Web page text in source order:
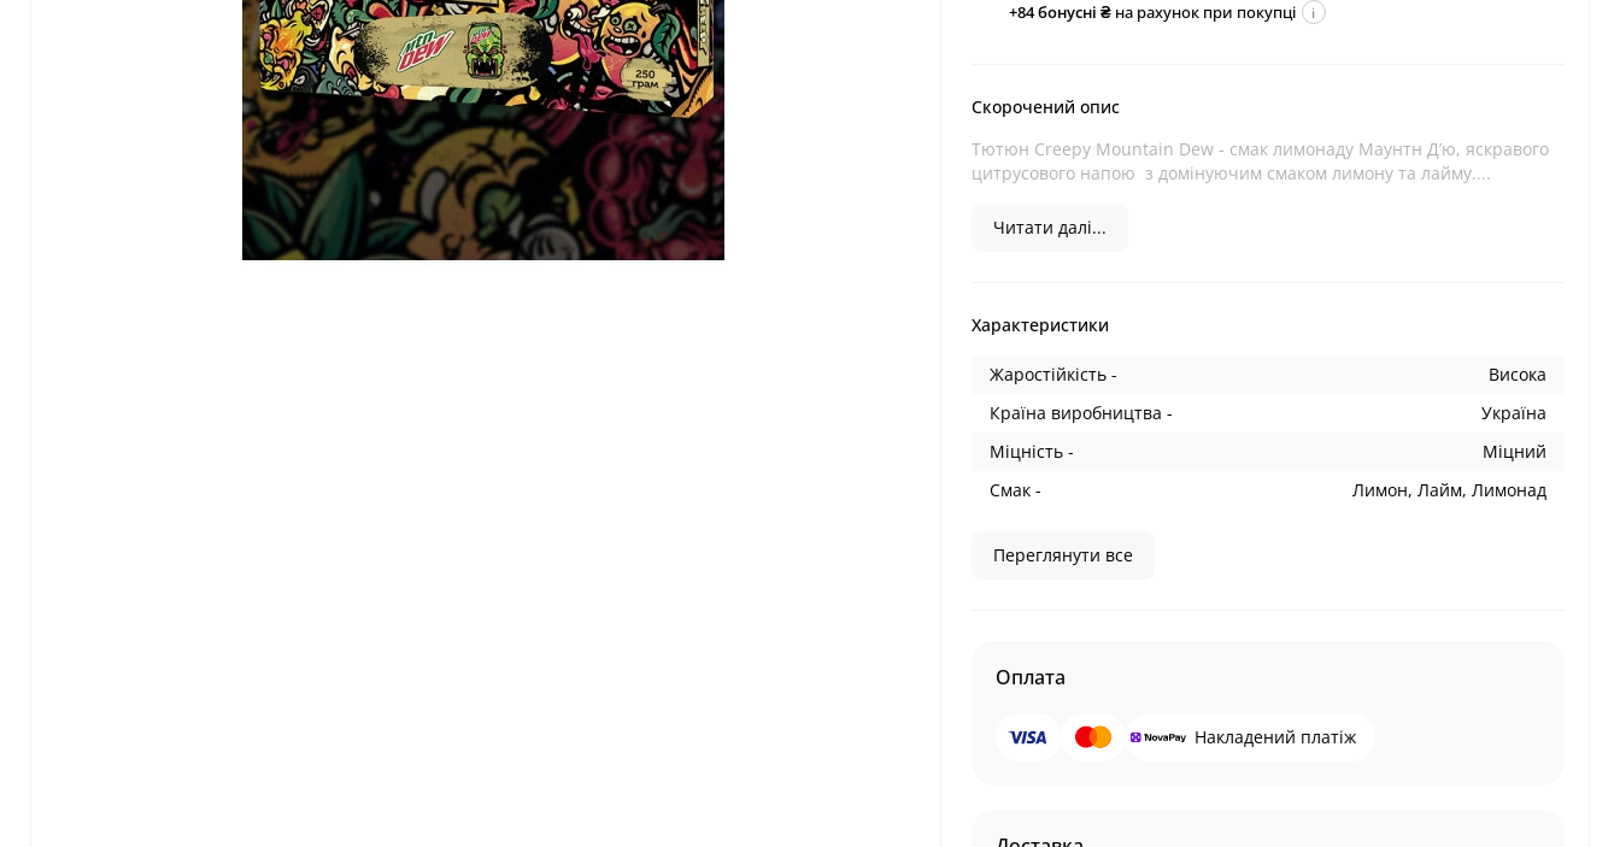
+84бонусні ₴на рахунок при покупці i
Скорочений опис
Тютюн Creepy Mountain Dew - смак лимонаду Маунтн Дʼю, яскравого
цитрусового напою з домінуючим смаком лимону та лайму....
Читати далі...
Характеристики
Жаростійкість -
Висока
Країна виробництва -
Україна
Міцність -
Міцний
Смак -
Лимон, Лайм, Лимонад
Переглянути все
Оплата
Накладений платіж